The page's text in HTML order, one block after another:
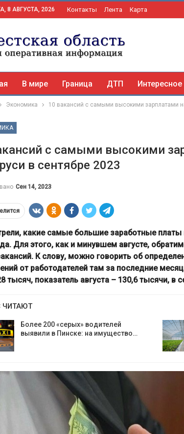
8 АВГУСТА, 2026 Контакты Лента Карта
В мире Граница ДТП Интересное
Экономика 10 вакансий с самыми высокими зарплатами
с самыми высокими
в сентябре 2023
Сен 14, 2023
какие самые большие заработные платы
Для этого, как и минувшем августе,
К слову, можно говорить об
от работодателей там за последние
тысяч, показатель августа – 130,6 тысячи, в
ЧИТАЮТ
Более 200 «серых» водителей
выявили в Пинске: на имущество…